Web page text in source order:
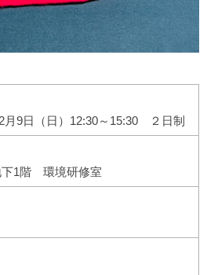
9日（日）12:30～15:30 ２日制
1階 環境研修室